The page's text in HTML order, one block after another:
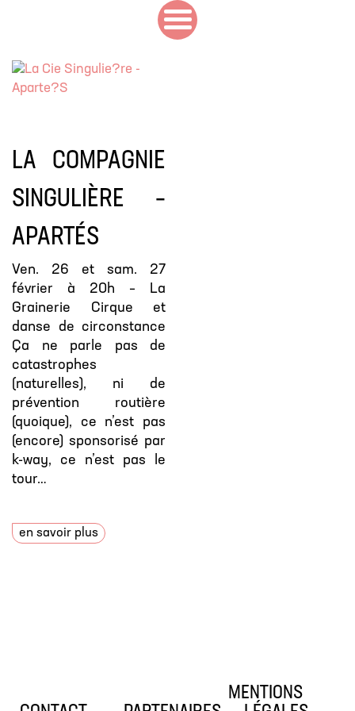
LA COMPAGNIE
SINGULIÈRE –
APARTÉS
Ven. 26 et sam. 27
février à 20h – La
Grainerie Cirque et
danse de circonstance
Ça ne parle pas de
catastrophes
(naturelles), ni de
prévention routière
(quoique), ce n’est pas
(encore) sponsorisé par
k-way, ce n’est pas le
tour…
en savoir plus
MENTIONS